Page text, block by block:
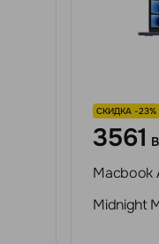
СКИДКА -23%
3561
Macbook
Midnight